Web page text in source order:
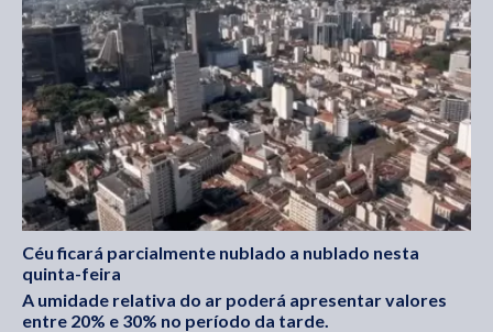
Céu ficará parcialmente nublado a nublado nesta
quinta-feira
A umidade relativa do ar poderá apresentar valores
entre 20% e 30% no período da tarde.